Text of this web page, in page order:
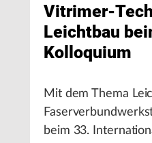
Vitrimer-
Leichtbau
Kolloquium
Mit dem Thema
beim 33.